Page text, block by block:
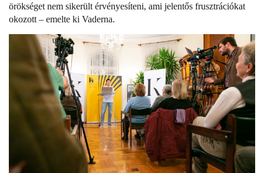
örökséget nem sikerült érvényesíteni, ami jelentős frusztrációkat
okozott – emelte ki Vaderna.